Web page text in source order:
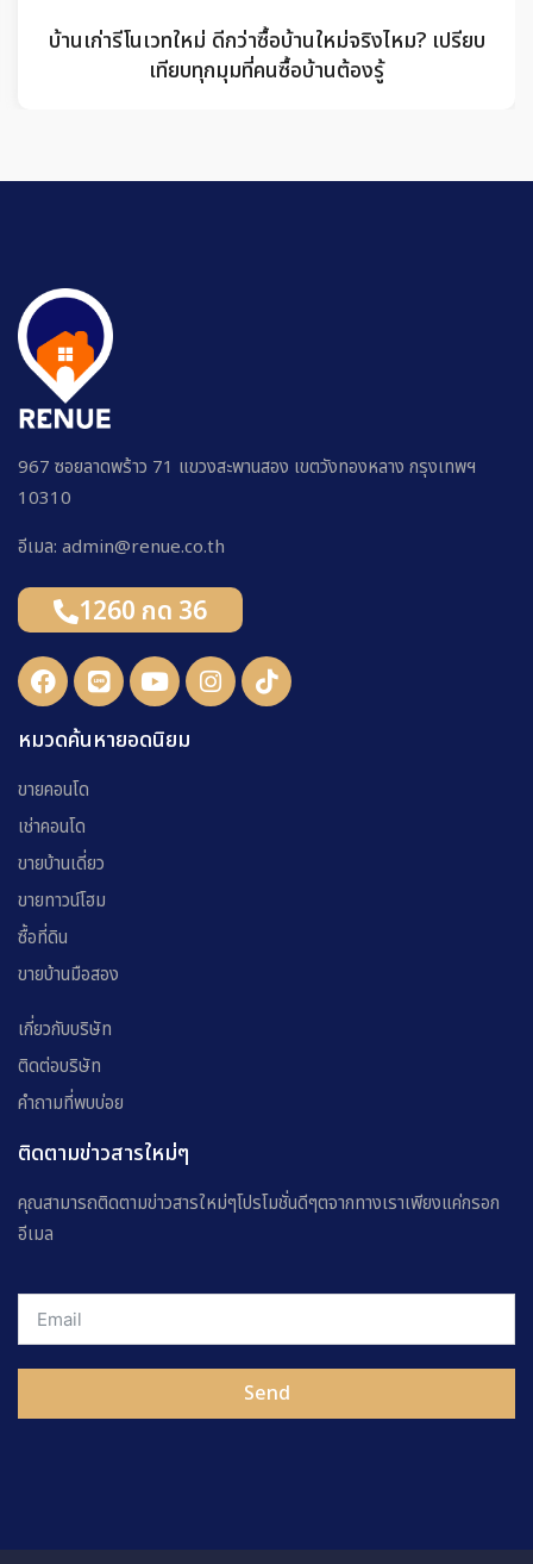
รวมข้อดีที่หลายคนไม่รู้ ของ Renue บ้านมือสองรีโนเวท
พร้อมอยู่ ที่ทำให้ตัดสินใจง่ายขึ้น
967 ซอยลาดพร้าว 71 แขวงสะพานสอง เขตวังทองหลาง กรุงเทพฯ
10310
อีเมล: admin@renue.co.th
1260 กด 36
หมวดค้นหายอดนิยม
ขายคอนโด
เช่าคอนโด
ขายบ้านเดี่ยว
ขายทาวน์โฮม
ซื้อที่ดิน
ขายบ้านมือสอง
เกี่ยวกับบริษัท
ติดต่อบริษัท
คำถามที่พบบ่อย
ติดตามข่าวสารใหม่ๆ
คุณสามารถติดตามข่าวสารใหม่ๆโปรโมชั่นดีๆตจากทางเราเพียงแค่กรอก
อีเมล
Send